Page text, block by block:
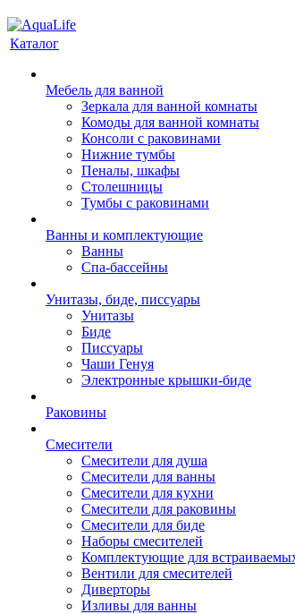
Каталог
Мебель для ванной
Зеркала для ванной комнаты
Комоды для ванной комнаты
Консоли с раковинами
Нижние тумбы
Пеналы, шкафы
Столешницы
Тумбы с раковинами
Ванны и комплектующие
Ванны
Спа-бассейны
Унитазы, биде, писсуары
Унитазы
Биде
Писсуары
Чаши Генуя
Электронные крышки-биде
Раковины
Смесители
Смесители для душа
Смесители для ванны
Смесители для кухни
Смесители для раковины
Смесители для биде
Наборы смесителей
Комплектующие для
Вентили для смесителей
Диверторы
Изливы для ванны